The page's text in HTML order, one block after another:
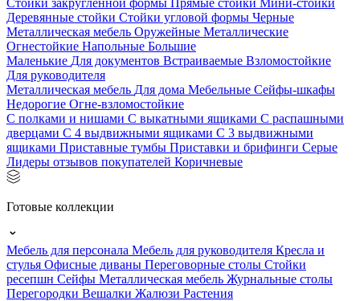
Стойки закругленной формы Прямые стойки Мини-стойки
Деревянные стойки Стойки угловой формы Черные
Металлическая мебель Оружейные Металлические
Огнестойкие Напольные Большие
Маленькие Для документов Встраиваемые Взломостойкие
Для руководителя
Металлическая мебель Для дома Мебельные Сейфы-шкафы
Недорогие Огне-взломостойкие
С полками и нишами С выкатными ящиками С распашными
дверцами С 4 выдвижными ящиками С 3 выдвижными
ящиками Приставные тумбы Приставки и брифинги Серые
Лидеры отзывов покупателей Коричневые
Готовые коллекции
Мебель для персонала Мебель для руководителя Кресла и
стулья Офисные диваны Переговорные столы Стойки
ресепшн Сейфы Металлическая мебель Журнальные столы
Перегородки Вешалки Жалюзи Растения